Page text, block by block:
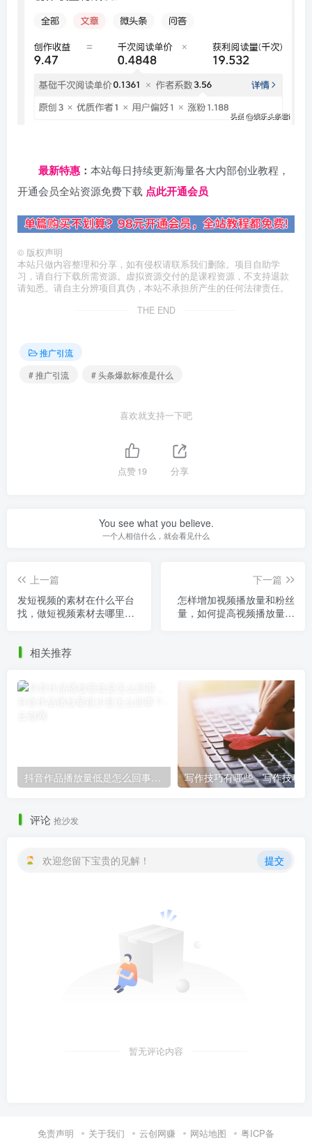
最新特惠 ： 本站每日持续更新海量各大内部创业教程，
开通会员全站资源免费下载 点此开通会员
© 版权声明
本站只做内容整理和分享，如有侵权请联系我们删除。项目自助学
习，请自行下载所需资源。虚拟资源交付的是课程资源，不支持退款
请知悉。请自主分辨项目真伪，本站不承担所产生的任何法律责任。
THE END
推广引流
# 推广引流
# 头条爆款标准是什么
喜欢就支持一下吧
点赞19 分享
You see what you believe.
一个人相信什么，就会看见什么
上一篇
发短视频的素材在什么平台
找，做短视频素材去哪里
下一篇
怎样增加视频播放量和粉丝
量，如何提高视频播放量和
相关推荐
评论 抢沙发
欢迎您留下宝贵的见解！ 提交
暂无评论内容
免责声明 关于我们 云创网赚 网站地图
粤ICP备